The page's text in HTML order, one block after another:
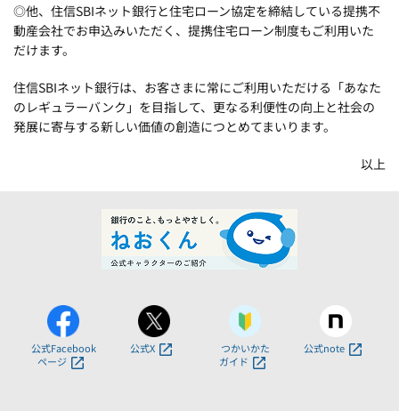
◎他、住信SBIネット銀行と住宅ローン協定を締結している提携不
動産会社でお申込みいただく、提携住宅ローン制度もご利用いた
だけます。
住信SBIネット銀行は、お客さまに常にご利用いただける「あなた
のレギュラーバンク」を目指して、更なる利便性の向上と社会の
発展に寄与する新しい価値の創造につとめてまいります。
以上
公式Facebook
ページ
公式X
つかいかた
ガイド
公式note